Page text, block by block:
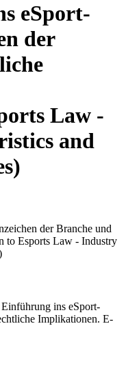
eSport-
der
Law -
and
der Branche und
to Esports Law - Industry
ins eSport-
Implikationen. E-